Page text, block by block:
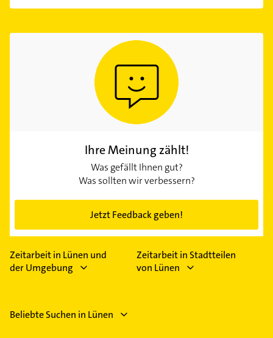
Ihre Meinung zählt!
Was gefällt Ihnen gut?
Was sollten wir verbessern?
Jetzt Feedback geben!
Zeitarbeit in Lünen und
der Umgebung
Zeitarbeit in Stadtteilen
von Lünen
Beliebte Suchen in Lünen